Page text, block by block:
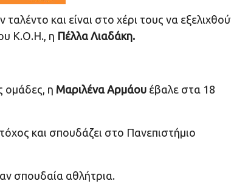
και είναι στο χέρι τους να
Κ.Ο.Η., η Πέλλα Λιαδάκη.
ομάδες, η Μαριλένα Αρμάου έβαλε στα 18
και σπουδάζει στο Πανεπιστήμιο
σπουδαία αθλήτρια.